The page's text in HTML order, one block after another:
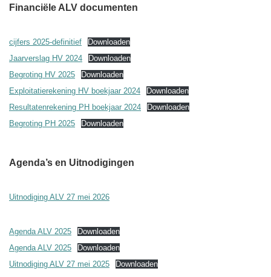
Financiële ALV documenten
cijfers 2025-definitief
Downloaden
Jaarverslag HV 2024
Downloaden
Begroting HV 2025
Downloaden
Exploitatierekening HV boekjaar 2024
Downloaden
Resultatenrekening PH boekjaar 2024
Downloaden
Begroting PH 2025
Downloaden
Agenda’s en Uitnodigingen
Uitnodiging ALV 27 mei 2026
Agenda ALV 2025
Downloaden
Agenda ALV 2025
Downloaden
Uitnodiging ALV 27 mei 2025
Downloaden